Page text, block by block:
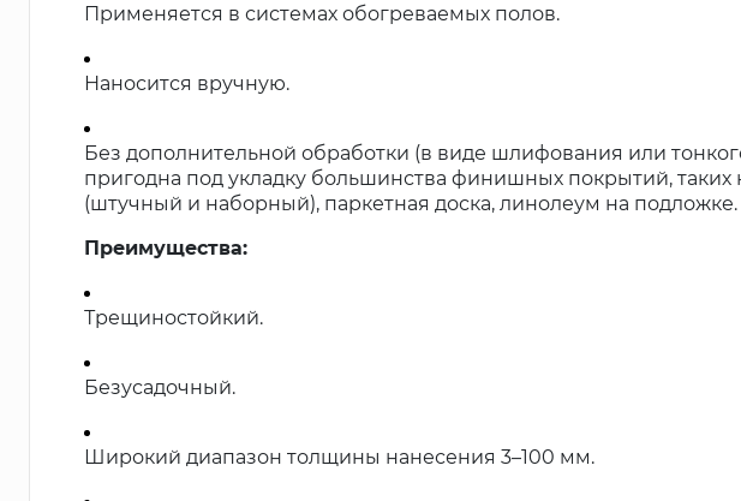
Применяется в системах обогреваемых полов.
Наносится вручную.
Без дополнительной обработки (в виде шлифования или
пригодна под укладку большинства финишных покрытий, таких
(штучный и наборный), паркетная доска, линолеум на подложке.
Преимущества:
Трещиностойкий.
Безусадочный.
Широкий диапазон толщины нанесения 3–100 мм.